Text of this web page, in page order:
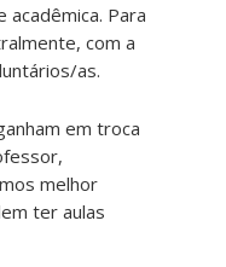
acadêmica. Para
com a
as.
em troca
melhor
ter aulas